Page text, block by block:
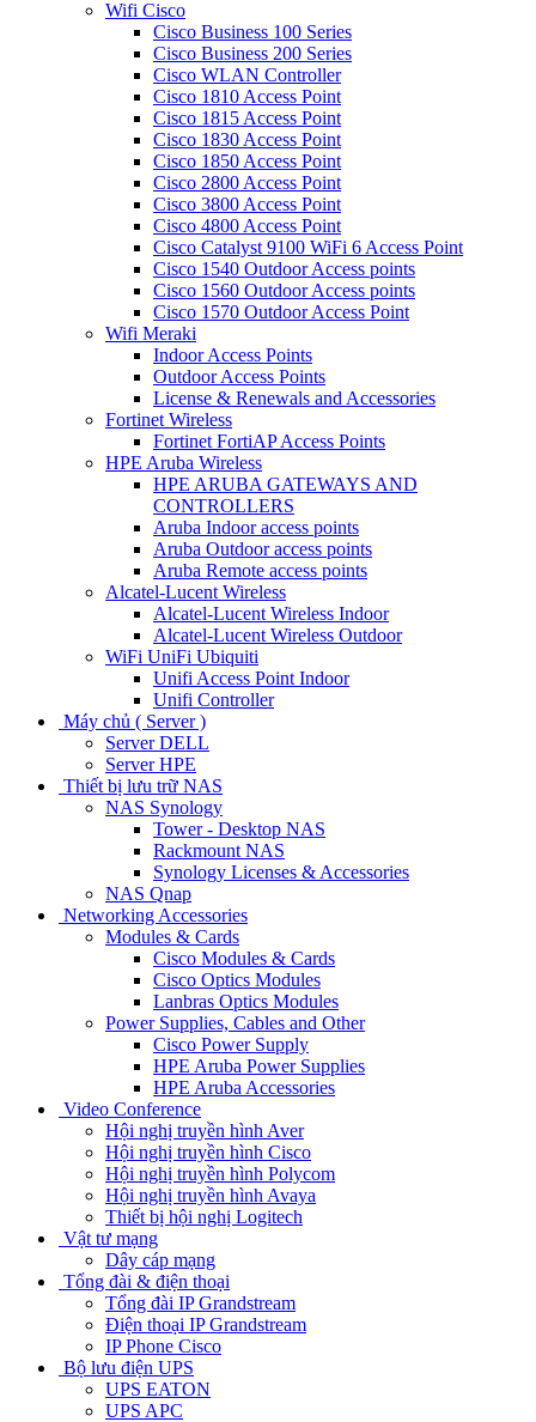
Wifi Cisco
Cisco Business 100 Series
Cisco Business 200 Series
Cisco WLAN Controller
Cisco 1810 Access Point
Cisco 1815 Access Point
Cisco 1830 Access Point
Cisco 1850 Access Point
Cisco 2800 Access Point
Cisco 3800 Access Point
Cisco 4800 Access Point
Cisco Catalyst 9100 WiFi 6 Access Point
Cisco 1540 Outdoor Access points
Cisco 1560 Outdoor Access points
Cisco 1570 Outdoor Access Point
Wifi Meraki
Indoor Access Points
Outdoor Access Points
License & Renewals and Accessories
Fortinet Wireless
Fortinet FortiAP Access Points
HPE Aruba Wireless
HPE ARUBA GATEWAYS AND
CONTROLLERS
Aruba Indoor access points
Aruba Outdoor access points
Aruba Remote access points
Alcatel-Lucent Wireless
Alcatel-Lucent Wireless Indoor
Alcatel-Lucent Wireless Outdoor
WiFi UniFi Ubiquiti
Unifi Access Point Indoor
Unifi Controller
Máy chủ ( Server )
Server DELL
Server HPE
Thiết bị lưu trữ NAS
NAS Synology
Tower - Desktop NAS
Rackmount NAS
Synology Licenses & Accessories
NAS Qnap
Networking Accessories
Modules & Cards
Cisco Modules & Cards
Cisco Optics Modules
Lanbras Optics Modules
Power Supplies, Cables and Other
Cisco Power Supply
HPE Aruba Power Supplies
HPE Aruba Accessories
Video Conference
Hội nghị truyền hình Aver
Hội nghị truyền hình Cisco
Hội nghị truyền hình Polycom
Hội nghị truyền hình Avaya
Thiết bị hội nghị Logitech
Vật tư mạng
Dây cáp mạng
Tổng đài & điện thoại
Tổng đài IP Grandstream
Điện thoại IP Grandstream
IP Phone Cisco
Bộ lưu điện UPS
UPS EATON
UPS APC